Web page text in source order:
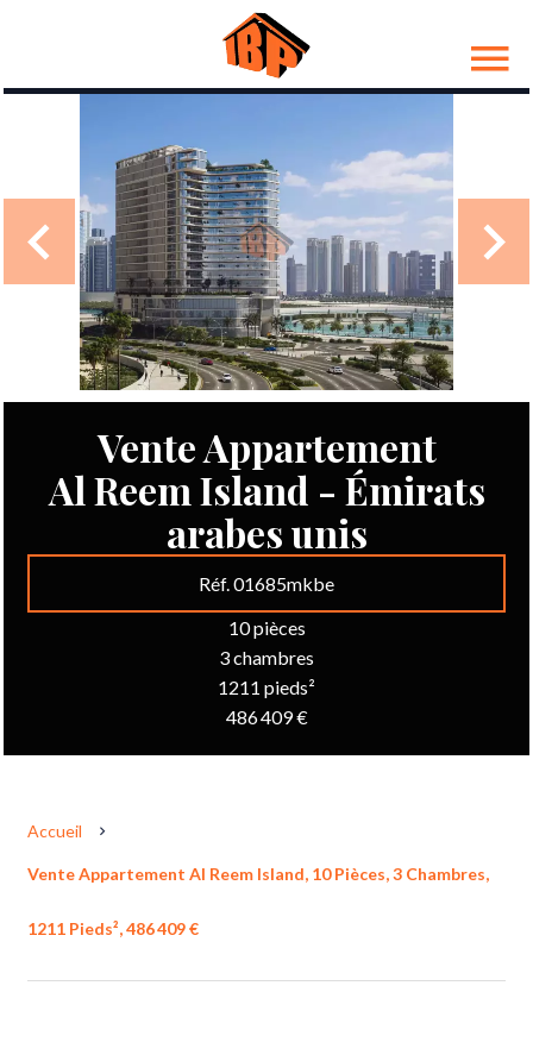
Vente Appartement
Al Reem Island - Émirats
arabes unis
Réf. 01685mkbe
10 pièces
3 chambres
1211 pieds²
486 409 €
Accueil
Vente Appartement Al Reem Island, 10 Pièces, 3 Chambres,
1211 Pieds², 486 409 €